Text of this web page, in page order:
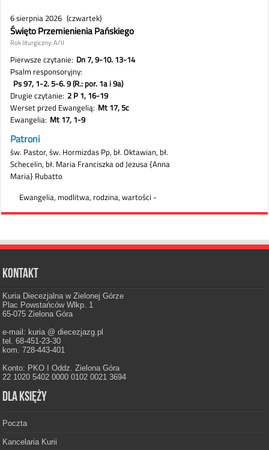
Kontakt
Kuria Diecezjalna w Zielonej Górze
Plac Powstańców Wlkp. 1
65-075 Zielona Góra
e-mail: kuria @ diecezjazg.pl
tel. 68-451-23-30
kom. 728-443-401
Konto: PKO I Oddz. Zielona Góra
22 1020 5402 0000 0102 0021 3694
Dla księży
Poczta
Kancelaria Kurii